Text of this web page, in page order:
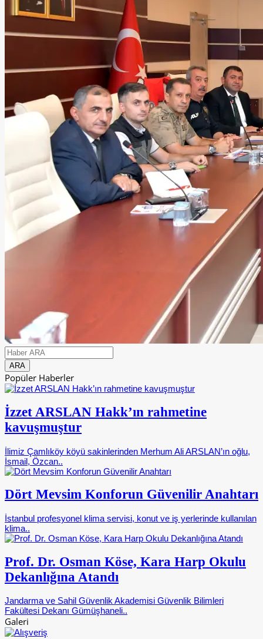
Popüler Haberler
İzzet ARSLAN Hakk’ın rahmetine
kavuşmuştur
İlimiz Çamlıköy köyü sakinlerinden Merhum Ali ARSLAN’ın oğlu,
İsmail, Özcan..
Dört Mevsim Konforun Güvenilir Anahtarı
İstanbul profesyonel klima servisi, konut ve iş yerlerinde kullanılan
klima..
Prof. Dr. Osman Köse, Kara Harp Okulu
Dekanlığına Atandı
Jandarma ve Sahil Güvenlik Akademisi Güvenlik Bilimleri
Fakültesi Dekanı Gümüşhaneli..
Galeri